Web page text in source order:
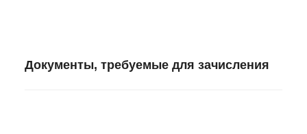
Документы, требуемые для зачисления